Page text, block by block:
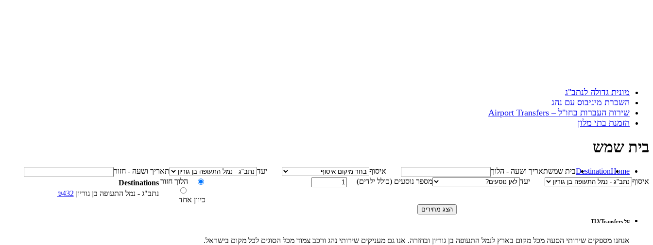
מונית גדולה לנתב"ג
השכרת מיניבוס עם נהג
שירות העברות בחו"ל – Airport Transfers
הזמנת בתי מלון
בית שמש
Home
Destinationבית שמשתאריך ושעה - הלוך איסוף יעד
תאריך ושעה - חזור
איסוף
יעד מספר נוסעים (כולל ילדים) הלוך חזור
כיוון אחד
הצג מחירים
Destinations
נתב"ג - נמל התעופה בן גוריון ₪432
על TLVTransfers
אנחנו מספקים שירותי הסעה מכל מקום בארץ לנמל התעופה בן גוריון ובחזרה. אנו גם מעניקים שירותי נהג ורכב צמוד מכל הסוגים לכל מקום בישראל.